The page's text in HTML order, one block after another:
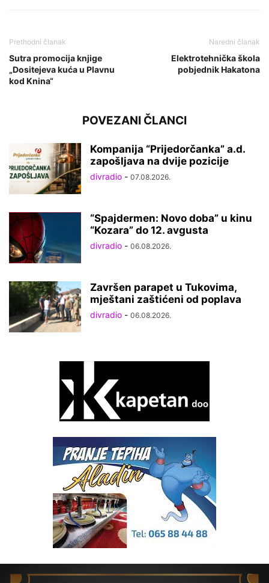
Prethodni članak
Sutra promocija knjige
„Dositejeva kuća u Plavnu
kod Knina“
Naredni članak
Elektrotehnička škola
pobjednik Hakatona
POVEZANI ČLANCI
Kompanija “Prijedorčanka” a.d.
zapošljava na dvije pozicije
divradio - 07.08.2026.
“Spajdermen: Novo doba” u kinu
“Kozara” do 12. avgusta
divradio - 06.08.2026.
Završen parapet u Tukovima,
mještani zaštićeni od poplava
divradio - 06.08.2026.